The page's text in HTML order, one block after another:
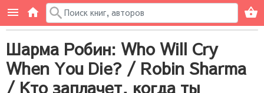
Шарма Робин: Who Will Cry
When You Die? / Robin Sharma
/ Кто заплачет, когда ты